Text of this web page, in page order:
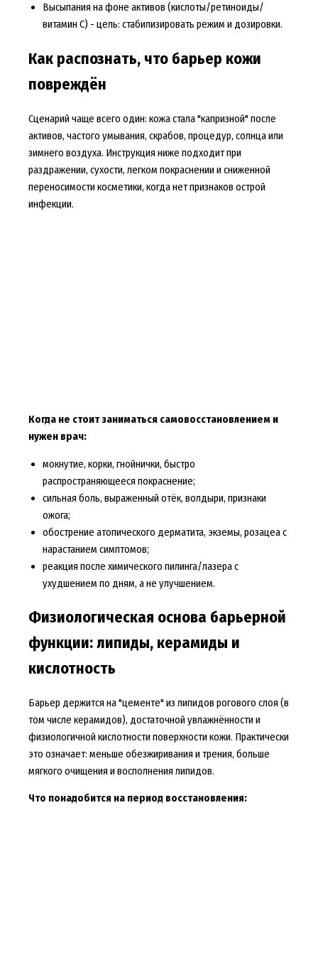
Высыпания на фоне активов (кислоты/ретиноиды/
витамин C) - цель: стабилизировать режим и дозировки.
Как распознать, что барьер кожи
повреждён
Сценарий чаще всего один: кожа стала "капризной" после
активов, частого умывания, скрабов, процедур, солнца или
зимнего воздуха. Инструкция ниже подходит при
раздражении, сухости, легком покраснении и сниженной
переносимости косметики, когда нет признаков острой
инфекции.
Когда не стоит заниматься самовосстановлением и
нужен врач:
мокнутие, корки, гнойнички, быстро
распространяющееся покраснение;
сильная боль, выраженный отёк, волдыри, признаки
ожога;
обострение атопического дерматита, экземы, розацеа с
нарастанием симптомов;
реакция после химического пилинга/лазера с
ухудшением по дням, а не улучшением.
Физиологическая основа барьерной
функции: липиды, керамиды и
кислотность
Барьер держится на "цементе" из липидов рогового слоя (в
том числе керамидов), достаточной увлажнённости и
физиологичной кислотности поверхности кожи. Практически
это означает: меньше обезжиривания и трения, больше
мягкого очищения и восполнения липидов.
Что понадобится на период восстановления: